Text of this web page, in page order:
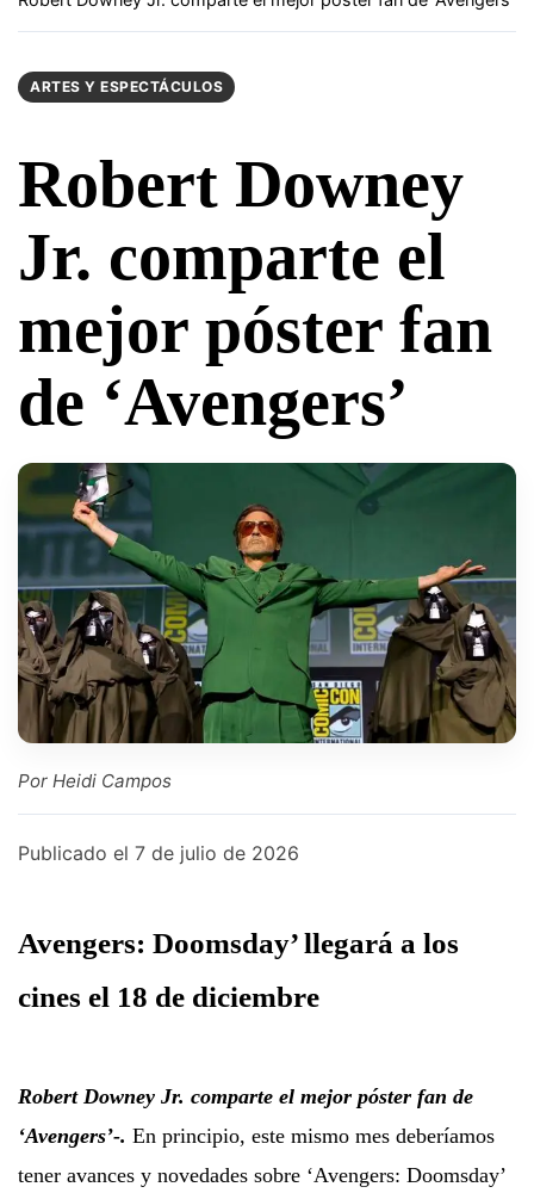
ARTES Y ESPECTÁCULOS
Robert Downey
Jr. comparte el
mejor póster fan
de ‘Avengers’
Por Heidi Campos
Publicado el 7 de julio de 2026
Avengers: Doomsday’ llegará a los
cines el 18 de diciembre
Robert Downey Jr. comparte el mejor póster fan de
‘Avengers’-. En principio, este mismo mes deberíamos
tener avances y novedades sobre ‘Avengers: Doomsday’